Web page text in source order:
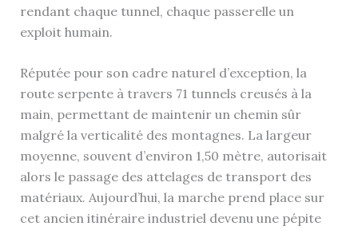
rendant chaque tunnel, chaque passerelle un
exploit humain.
Réputée pour son cadre naturel d’exception, la
route serpente à travers 71 tunnels creusés à la
main, permettant de maintenir un chemin sûr
malgré la verticalité des montagnes. La largeur
moyenne, souvent d’environ 1,50 mètre, autorisait
alors le passage des attelages de transport des
matériaux. Aujourd’hui, la marche prend place sur
cet ancien itinéraire industriel devenu une pépite